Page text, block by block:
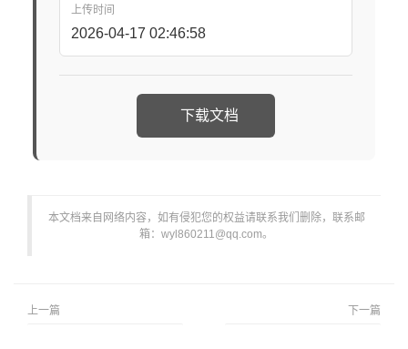
上传时间
2026-04-17 02:46:58
下载文档
本文档来自网络内容，如有侵犯您的权益请联系我们删除，联系邮
箱：wyl860211@qq.com。
上一篇 下一篇